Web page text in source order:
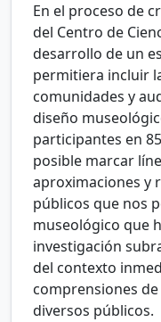
En el proceso de
del Centro de
desarrollo de un
permitiera incluir
comunidades y
diseño
participantes en
posible marcar
aproximaciones y
públicos que nos
museológico que
investigación
del contexto
comprensiones
diversos públicos.